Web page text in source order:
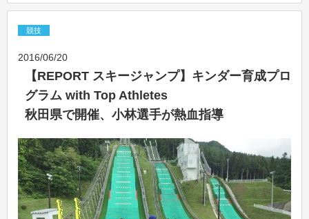
競技
2016/06/20
【REPORT スキージャンプ】キンダー育成プロ
グラム with Top Athletes
秋田県で開催、小林選手が熱血指導